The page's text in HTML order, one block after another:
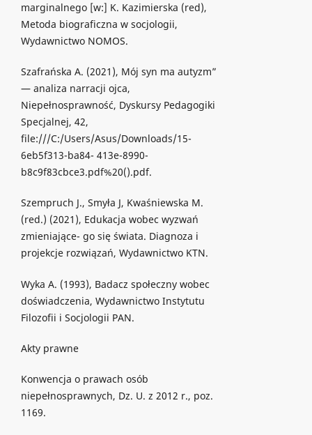
marginalnego [w:] K. Kazimierska (red),
Metoda biograficzna w socjologii,
Wydawnictwo NOMOS.
Szafrańska A. (2021), Mój syn ma autyzm”
— analiza narracji ojca,
Niepełnosprawność, Dyskursy Pedagogiki
Specjalnej, 42,
file:///C:/Users/Asus/Downloads/15-
6eb5f313-ba84- 413e-8990-
b8c9f83cbce3.pdf%20().pdf.
Szempruch J., Smyła J, Kwaśniewska M.
(red.) (2021), Edukacja wobec wyzwań
zmieniające- go się świata. Diagnoza i
projekcje rozwiązań, Wydawnictwo KTN.
Wyka A. (1993), Badacz społeczny wobec
doświadczenia, Wydawnictwo Instytutu
Filozofii i Socjologii PAN.
Akty prawne
Konwencja o prawach osób
niepełnosprawnych, Dz. U. z 2012 r., poz.
1169.